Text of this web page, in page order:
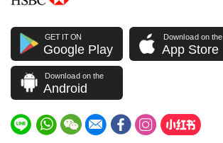
GET IT ON
Google Play
Download on the
App Store
Download on the
Android